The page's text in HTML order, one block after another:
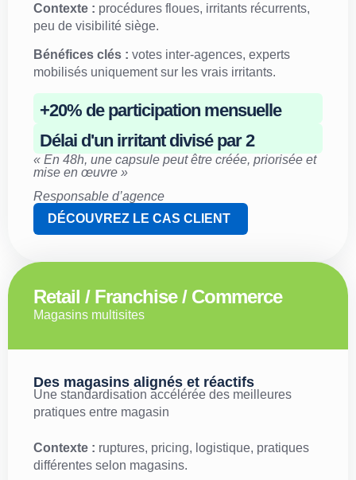
Contexte : procédures floues, irritants récurrents,
peu de visibilité siège.
Bénéfices clés : votes inter-agences, experts
mobilisés uniquement sur les vrais irritants.
+20% de participation mensuelle
Délai d'un irritant divisé par 2
« En 48h, une capsule peut être créée, priorisée et
mise en œuvre »
Responsable d’agence
DÉCOUVREZ LE CAS CLIENT
Retail / Franchise / Commerce
Magasins multisites
Des magasins alignés et réactifs
Une standardisation accélérée des meilleures
pratiques entre magasin
Contexte : ruptures, pricing, logistique, pratiques
différentes selon magasins.